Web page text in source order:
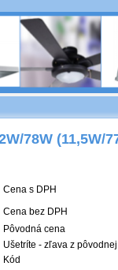
78W (11,5W/
Cena s DPH
Cena bez DPH
Pôvodná cena
Ušetríte - zľava z
Kód